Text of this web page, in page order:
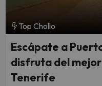
Top Chollo
Escápate a
disfruta del
Tenerife